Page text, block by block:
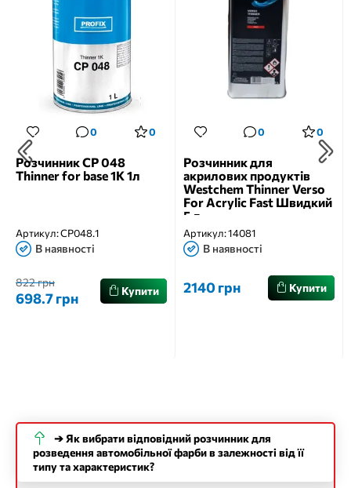
0 0
Розчинник CP 048
Thinner for base 1K 1л
Артикул:CP048.1
В наявності
822 грн
698.7 грн Купити
0 0
Розчинник для
акрилових продуктів
Westchem Thinner Verso
For Acrylic Fast Швидкий
5 л
Артикул:14081
В наявності
2140 грн Купити
➔ Як вибрати відповідний розчинник для
розведення автомобільної фарби в залежності від її
типу та характеристик?